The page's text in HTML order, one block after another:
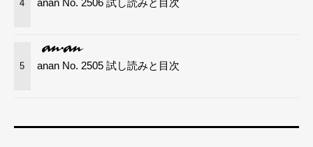
4 anan No. 2506 試し読みと目次
5 anan No. 2505 試し読みと目次